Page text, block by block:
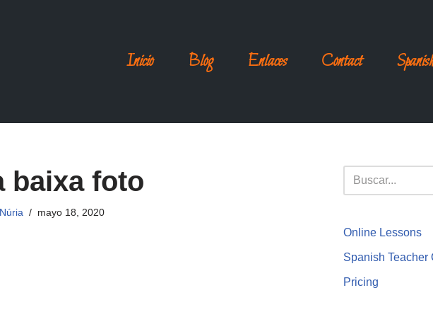
Inicio Blog Enlaces Contact
baixa foto
Núria mayo 18, 2020
Online Lessons
Spanish Teacher
Pricing